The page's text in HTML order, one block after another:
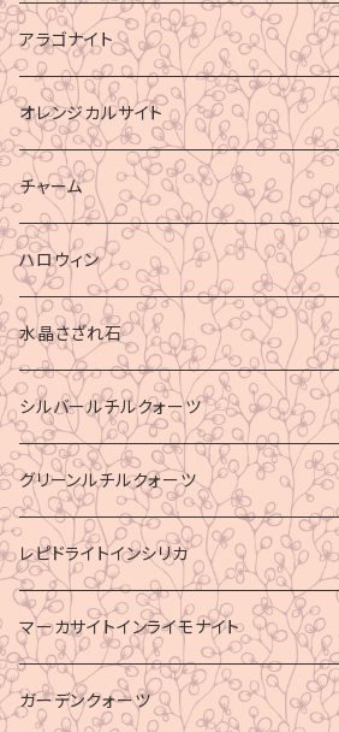
アラゴナイト
オレンジカルサイト
チャーム
ハロウィン
水晶さざれ石
シルバールチルクォーツ
グリーンルチルクォーツ
レピドライトインシリカ
マーカサイトインライモナイト
ガーデンクォーツ